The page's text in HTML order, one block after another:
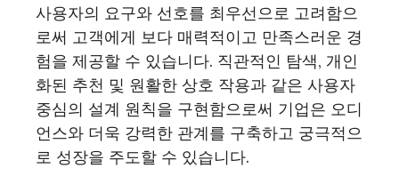
사용자의 요구와 선호를 최우선으로 고려함으
로써 고객에게 보다 매력적이고 만족스러운 경
험을 제공할 수 있습니다. 직관적인 탐색, 개인
화된 추천 및 원활한 상호 작용과 같은 사용자
중심의 설계 원칙을 구현함으로써 기업은 오디
언스와 더욱 강력한 관계를 구축하고 궁극적으
로 성장을 주도할 수 있습니다.